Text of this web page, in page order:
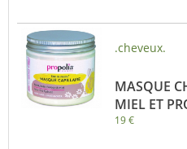
.cheveux.
MASQUE
MIEL ET
19 €